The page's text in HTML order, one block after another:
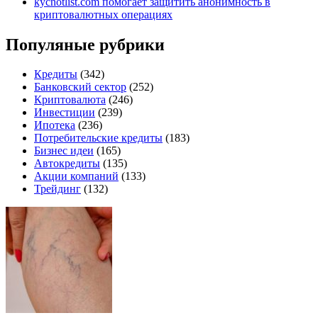
криптовалютных операциях
Популяные рубрики
Кредиты (342)
Банковский сектор (252)
Криптовалюта (246)
Инвестиции (239)
Ипотека (236)
Потребительские кредиты (183)
Бизнес идеи (165)
Автокредиты (135)
Акции компаний (133)
Трейдинг (132)